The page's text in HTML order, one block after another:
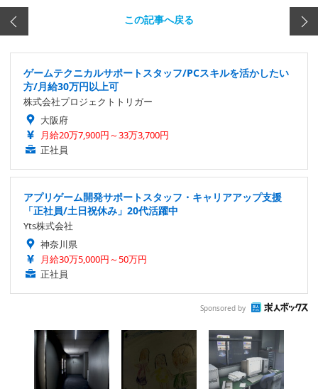
この記事へ戻る
ゲームテクニカルサポートスタッフ/PCスキルを活かしたい
方/月給30万円以上可
株式会社プロジェクトトリガー
大阪府
月給20万7,900円～33万3,700円
正社員
アプリゲーム開発サポートスタッフ・キャリアアップ支援
「正社員/土日祝休み」20代活躍中
Yts株式会社
神奈川県
月給30万5,000円～50万円
正社員
Sponsored by